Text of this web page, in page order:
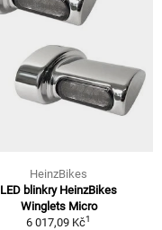
HeinzBikes
LED blinkry HeinzBikes
Winglets Micro
6 017,09 Kč1